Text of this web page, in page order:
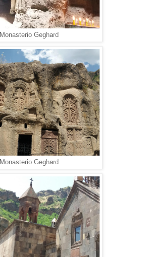
Monasterio Geghard
Monasterio Geghard